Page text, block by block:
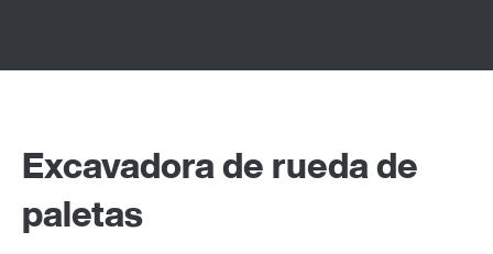
Excavadora de rueda de
paletas